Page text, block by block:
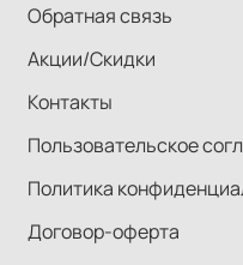
Обратная связь
Акции/Скидки
Контакты
Пользовательское
Политика
Договор-оферта